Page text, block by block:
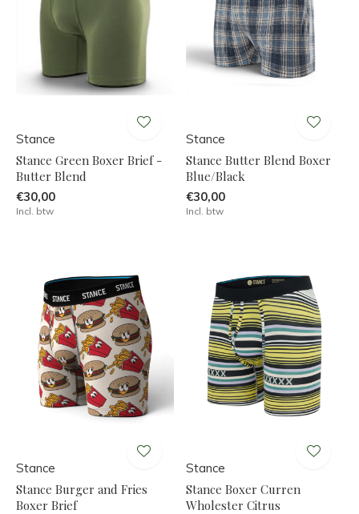
Stance
Stance Green Boxer Brief -
Butter Blend
€30,00
Incl. btw
Stance
Stance Butter Blend Boxer
Blue/Black
€30,00
Incl. btw
Stance
Stance Burger and Fries
Boxer Brief
Stance
Stance Boxer Curren
Wholester Citrus